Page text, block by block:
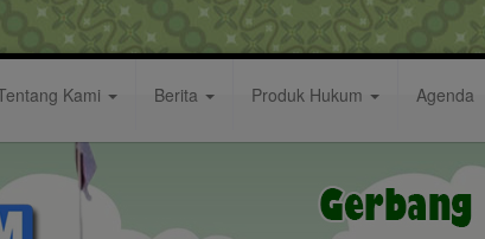
Kami Berita Produk Hukum Agenda